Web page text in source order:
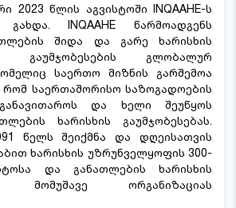
2023 წლის აგვისტოში INQAAHE-ს
INQAAHE წარმოადგენს
შიდა და გარე ხარისხის
გაუმჯობესების გლობალურ
საერთო მიზნის გარშემოა
რომ საერთაშორისო საზოგადოების
და ხელი შეუწყოს
ხარისხის გაუმჯობესებას.
წელს შეიქმნა და დღეისათვის
ხარისხის უზრუნველყოფის 300-
და განათლების ხარისხის
მომუშავე ორგანიზაციას